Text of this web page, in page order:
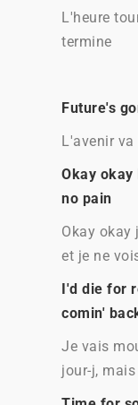
L'heure
termine
Future's
L'avenir
Okay
no pain
Okay okay
et je ne
I'd die for
comin'
Je vais
jour-j,